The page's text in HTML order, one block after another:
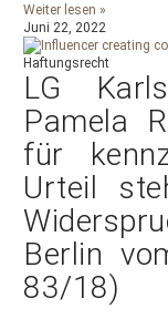
Weiter lesen »
Juni 22, 2022
Haftungsrecht
LG
Pamela
für
Urteil
Berlin
83/18)